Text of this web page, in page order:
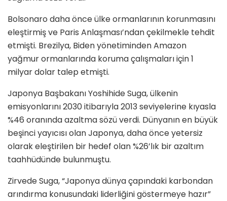
Bolsonaro daha önce ülke ormanlarının korunmasını
eleştirmiş ve Paris Anlaşması’ndan çekilmekle tehdit
etmişti. Brezilya, Biden yönetiminden Amazon
yağmur ormanlarında koruma çalışmaları için 1
milyar dolar talep etmişti.
Japonya Başbakanı Yoshihide Suga, ülkenin
emisyonlarını 2030 itibarıyla 2013 seviyelerine kıyasla
%46 oranında azaltma sözü verdi. Dünyanın en büyük
beşinci yayıcısı olan Japonya, daha önce yetersiz
olarak eleştirilen bir hedef olan %26’lık bir azaltım
taahhüdünde bulunmuştu.
Zirvede Suga, “Japonya dünya çapındaki karbondan
arındırma konusundaki liderliğini göstermeye hazır”